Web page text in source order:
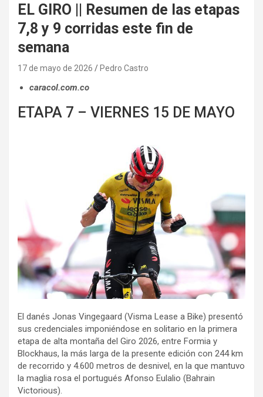
EL GIRO || Resumen de las etapas
7,8 y 9 corridas este fin de
semana
17 de mayo de 2026 Pedro Castro
caracol.com.co
ETAPA 7 – VIERNES 15 DE MAYO
El danés Jonas Vingegaard (Visma Lease a Bike) presentó
sus credenciales imponiéndose en solitario en la primera
etapa de alta montaña del Giro 2026, entre Formia y
Blockhaus, la más larga de la presente edición con 244 km
de recorrido y 4.600 metros de desnivel, en la que mantuvo
la maglia rosa el portugués Afonso Eulalio (Bahrain
Victorious).